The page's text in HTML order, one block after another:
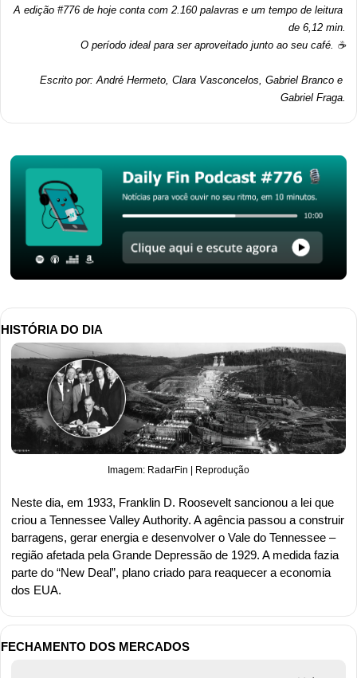
A edição #776 de hoje conta com 2.160 palavras e um tempo de leitura
de 6,12 min.
O período ideal para ser aproveitado junto ao seu café. ☕
Escrito por: André Hermeto, Clara Vasconcelos, Gabriel Branco e
Gabriel Fraga.
HISTÓRIA DO DIA
Imagem: RadarFin | Reprodução
Neste dia, em 1933, Franklin D. Roosevelt sancionou a lei que
criou a Tennessee Valley Authority. A agência passou a construir
barragens, gerar energia e desenvolver o Vale do Tennessee –
região afetada pela Grande Depressão de 1929. A medida fazia
parte do “New Deal”, plano criado para reaquecer a economia
dos EUA.
FECHAMENTO DOS MERCADOS